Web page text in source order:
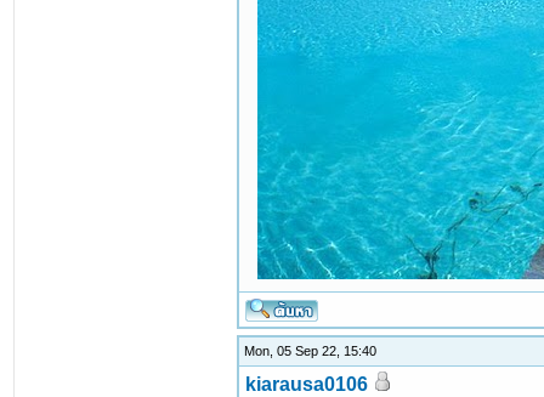
Mon, 05 Sep 22, 15:40
kiarausa0106